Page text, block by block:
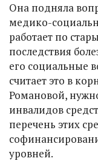
Она подняла
медико-
работает по
последствия
его социальные
считает это в
Романовой,
инвалидов
перечень этих
уровней.